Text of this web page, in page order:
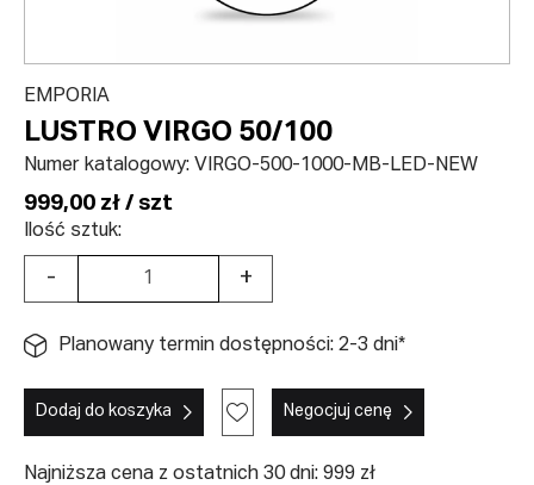
EMPORIA
LUSTRO VIRGO 50/100
Numer katalogowy: VIRGO-500-1000-MB-LED-NEW
999,00 zł / szt
Ilość sztuk:
- +
Planowany termin dostępności: 2-3 dni*
Dodaj do koszyka Negocjuj cenę
Najniższa cena z ostatnich 30 dni: 999 zł